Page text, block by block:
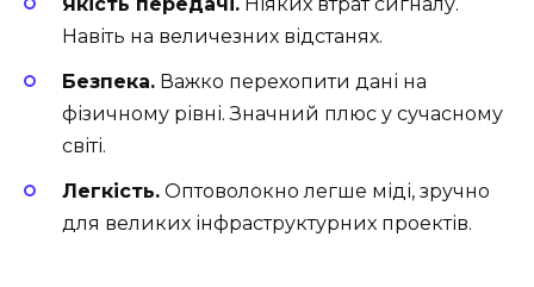
Навіть на величезних відстанях.
Безпека. Важко перехопити дані на
фізичному рівні. Значний плюс у сучасному
світі.
Легкість. Оптоволокно легше міді, зручно
для великих інфраструктурних проектів.